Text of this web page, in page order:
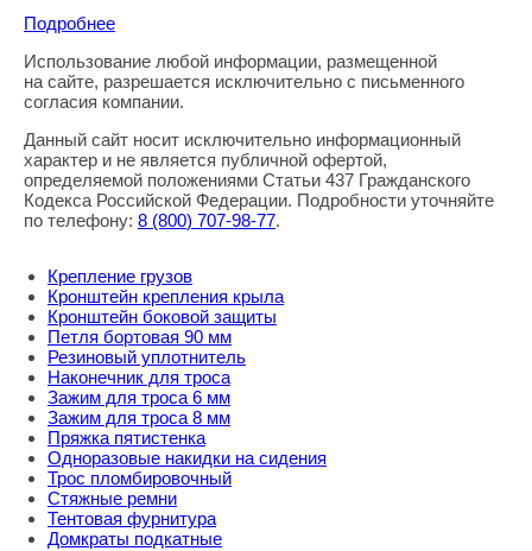
Подробнее
Правовая информация
Использование любой информации, размещенной
на сайте, разрешается исключительно с письменного
согласия компании.
Данный сайт носит исключительно информационный
характер и не является публичной офертой,
определяемой положениями Статьи 437 Гражданского
Кодекса Российской Федерации. Подробности уточняйте
по телефону: 8 (800) 707-98-77.
Крепление грузов
Кронштейн крепления крыла
Кронштейн боковой защиты
Петля бортовая 90 мм
Резиновый уплотнитель
Наконечник для троса
Зажим для троса 6 мм
Зажим для троса 8 мм
Пряжка пятистенка
Одноразовые накидки на сидения
Трос пломбировочный
Стяжные ремни
Тентовая фурнитура
Домкраты подкатные